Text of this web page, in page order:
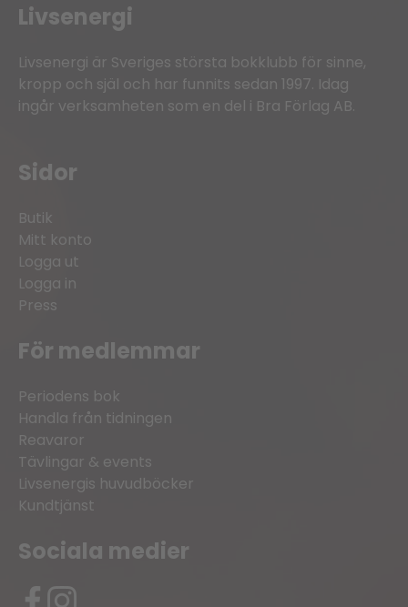
Livsenergi
Livsenergi är Sveriges största bokklubb för sinne,
kropp och själ och har funnits sedan 1997. Idag
ingår verksamheten som en del i Bra Förlag AB.
Sidor
Butik
Mitt konto
Logga ut
Logga in
Press
För medlemmar
Periodens bok
Handla från tidningen
Reavaror
Tävlingar & events
Livsenergis huvudböcker
Kundtjänst
Sociala medier